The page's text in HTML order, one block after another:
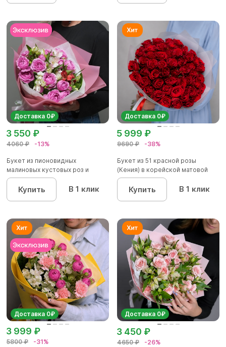
Доставка 0₽
4060 ₽ -13%
3 550 ₽
Букет из пионовидных
малиновых кустовых роз и
альстроме...
Купить В 1 клик
Доставка 0₽
9690 ₽ -38%
5 999 ₽
Букет из 51 красной розы
(Кения) в корейской матовой
уп...
Купить В 1 клик
Доставка 0₽
5800 ₽ -31%
3 999 ₽
Доставка 0₽
4650 ₽ -26%
3 450 ₽